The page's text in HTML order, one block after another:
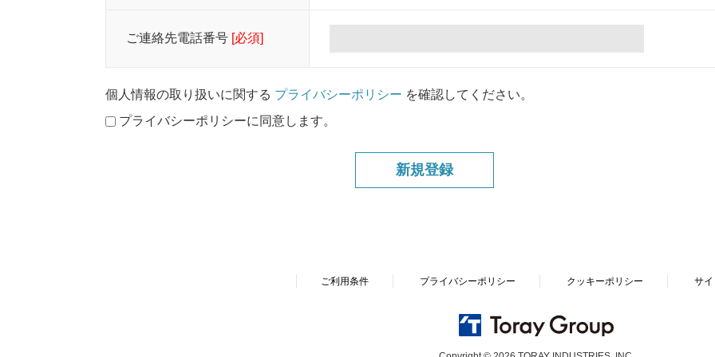
ご連絡先電話番号 [必須]
個人情報の取り扱いに関する プライバシーポリシー を確認してください。
プライバシーポリシーに同意します。
ご利用条件 プライバシーポリシー クッキーポリシー サ